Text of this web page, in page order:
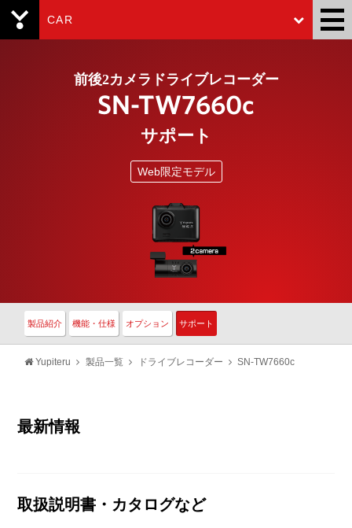
CAR
前後2カメラドライブレコーダー
SN-TW7660c
サポート
Web限定モデル
製品紹介 機能・仕様 オプション サポート
Yupiteru 製品一覧 ドライブレコーダー SN-TW7660c
最新情報
取扱説明書・カタログなど